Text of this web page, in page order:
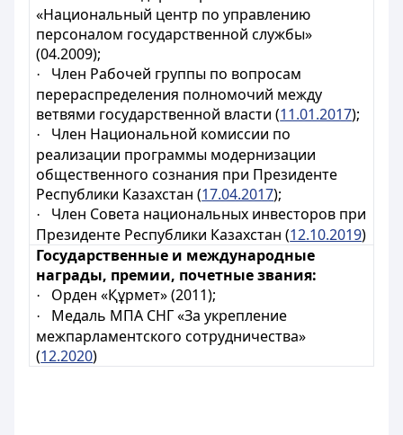
«Национальный центр по управлению
персоналом государственной службы»
(04.2009);
·
Член Рабочей группы по вопросам
перераспределения полномочий между
ветвями государственной власти (11.01.2017);
·
Член Национальной комиссии по
реализации программы модернизации
общественного сознания при Президенте
Республики Казахстан (17.04.2017);
·
Член Совета национальных инвесторов при
Президенте Республики Казахстан (12.10.2019)
Государственные и международные
награды, премии, почетные звания:
· Орден «Құрмет» (2011);
·
Медаль МПА СНГ «За укрепление
межпарламентского сотрудничества»
(12.2020)